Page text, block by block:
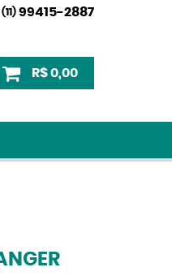
(11)99415-2887
R$ 0,00